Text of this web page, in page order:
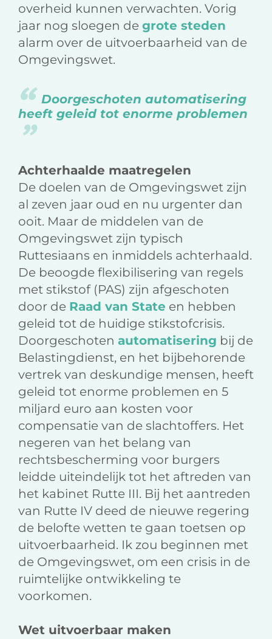
overheid kunnen verwachten. Vorig
jaar nog sloegen de grote steden
alarm over de uitvoerbaarheid van de
Omgevingswet.
Doorgeschoten automatisering
heeft geleid tot enorme problemen
Achterhaalde maatregelen
De doelen van de Omgevingswet zijn
al zeven jaar oud en nu urgenter dan
ooit. Maar de middelen van de
Omgevingswet zijn typisch
Ruttesiaans en inmiddels achterhaald.
De beoogde flexibilisering van regels
met stikstof (PAS) zijn afgeschoten
door de Raad van State en hebben
geleid tot de huidige stikstofcrisis.
Doorgeschoten automatisering bij de
Belastingdienst, en het bijbehorende
vertrek van deskundige mensen, heeft
geleid tot enorme problemen en 5
miljard euro aan kosten voor
compensatie van de slachtoffers. Het
negeren van het belang van
rechtsbescherming voor burgers
leidde uiteindelijk tot het aftreden van
het kabinet Rutte III. Bij het aantreden
van Rutte IV deed de nieuwe regering
de belofte wetten te gaan toetsen op
uitvoerbaarheid. Ik zou beginnen met
de Omgevingswet, om een crisis in de
ruimtelijke ontwikkeling te
voorkomen.
Wet uitvoerbaar maken